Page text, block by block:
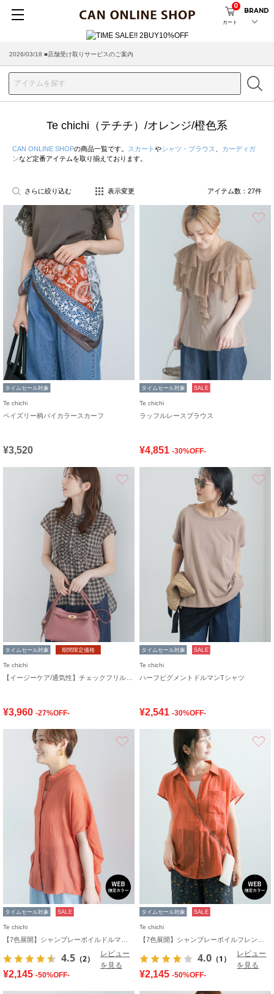
カート
0
BRAND
2026/08/04 ■8/13(木)AM2:00～サイトメンテナンス実施のお知らせ
2026/03/18 ■店舗受け取りサービスのご案内
Te chichi（テチチ）/オレンジ/橙色系
CAN ONLINE SHOPの商品一覧です。 スカート やシャツ・ブラウス
カーディガ
ンなど定番アイテムを取り揃えております。
さらに絞り込む 表示変更 アイテム数： 27件
タイムセール対象
Te chichi
ペイズリー柄バイカラースカーフ
¥3,520
タイムセール対象 SALE
Te chichi
ラッフルレースブラウス
¥4,851 -30%OFF-
タイムセール対象 期間限定価格
Te chichi
¥3,960 -27%OFF-
タイムセール対象 SALE
Te chichi
ハーフピグメントドルマンTシャツ
¥2,541 -30%OFF-
タイムセール対象 SALE
Te chichi
4.5 （2）
レビュー
を見る
¥2,145 -50%OFF-
タイムセール対象 SALE
Te chichi
4.0 （1）
レビュー
を見る
¥2,145 -50%OFF-